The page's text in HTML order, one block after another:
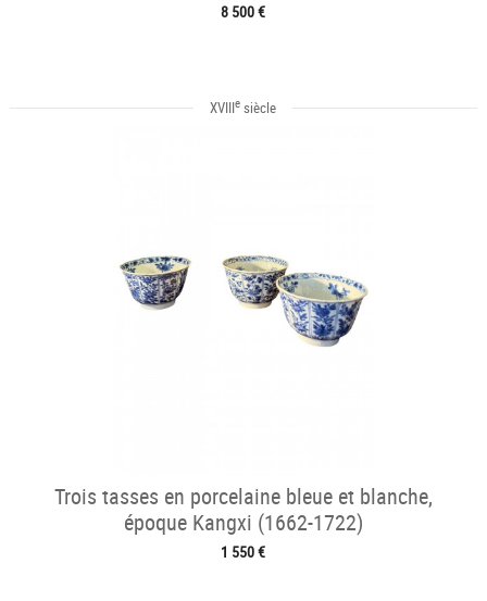
8 500 €
XVIIIe siècle
Trois tasses en porcelaine bleue et blanche,
époque Kangxi (1662-1722)
1 550 €